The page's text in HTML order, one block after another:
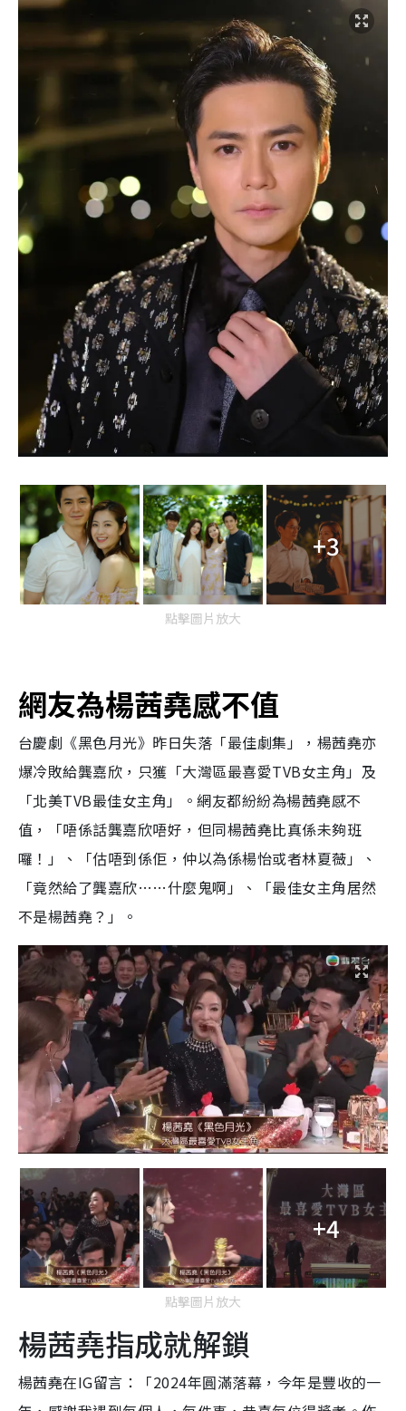
+3
點擊圖片放大
網友為楊茜堯感不值
台慶劇《黑色月光》昨日失落「最佳劇集」，楊茜堯亦
爆冷敗給龔嘉欣，只獲「大灣區最喜愛TVB女主角」及
「北美TVB最佳女主角」。網友都紛紛為楊茜堯感不
值，「唔係話龔嘉欣唔好，但同楊茜堯比真係未夠班
囉！」、「估唔到係佢，仲以為係楊怡或者林夏薇」、
「竟然給了龔嘉欣……什麼鬼啊」、「最佳女主角居然
不是楊茜堯？」。
+4
點擊圖片放大
楊茜堯指成就解鎖
楊茜堯在IG留言：「2024年圓滿落幕，今年是豐收的一